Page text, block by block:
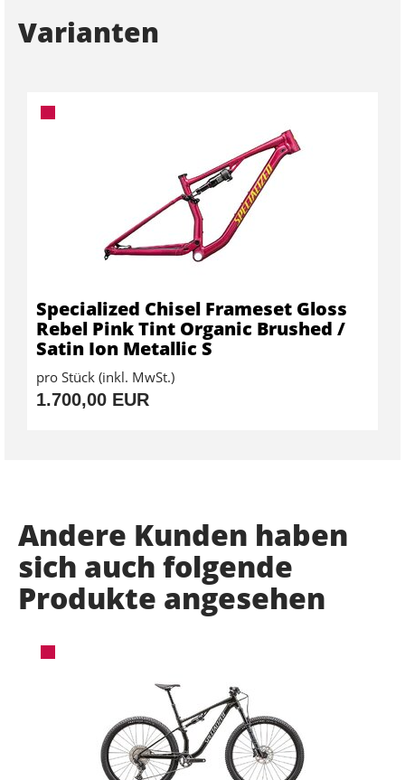
Varianten
Specialized Chisel Frameset Gloss
Rebel Pink Tint Organic Brushed /
Satin Ion Metallic S
pro Stück (inkl. MwSt.)
1.700,00 EUR
Andere Kunden haben
sich auch folgende
Produkte angesehen